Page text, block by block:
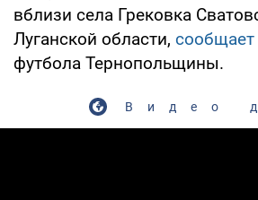
вблизи села Грековка
Луганской области, сообщает
футбола Тернопольщины.
Видео